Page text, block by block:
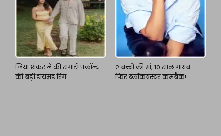
जिया शंकर ने की सगाई! फ्लॉन्ट
की बड़ी डायमंड रिंग
2 बच्चों की मां, 10 साल गायब…
फिर ब्लॉकबस्टर कमबैक!